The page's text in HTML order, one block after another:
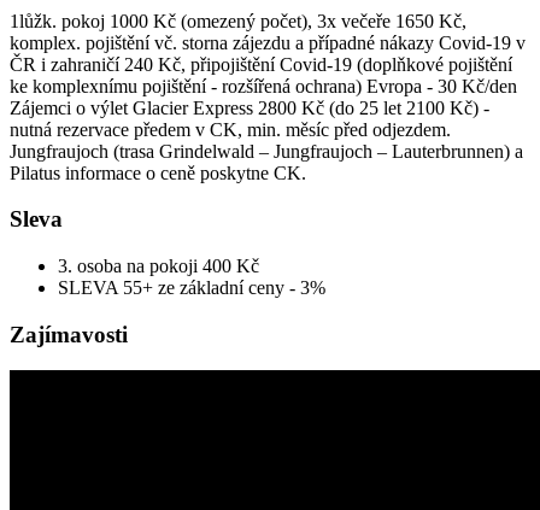
1lůžk. pokoj 1000 Kč (omezený počet), 3x večeře 1650 Kč,
komplex. pojištění vč. storna zájezdu a případné nákazy Covid-19 v
ČR i zahraničí 240 Kč, připojištění Covid-19 (doplňkové pojištění
ke komplexnímu pojištění - rozšířená ochrana) Evropa - 30 Kč/den
Zájemci o výlet Glacier Express 2800 Kč (do 25 let 2100 Kč) -
nutná rezervace předem v CK, min. měsíc před odjezdem.
Jungfraujoch (trasa Grindelwald – Jungfraujoch – Lauterbrunnen) a
Pilatus informace o ceně poskytne CK.
Sleva
3. osoba na pokoji 400 Kč
SLEVA 55+ ze základní ceny - 3%
Zajímavosti